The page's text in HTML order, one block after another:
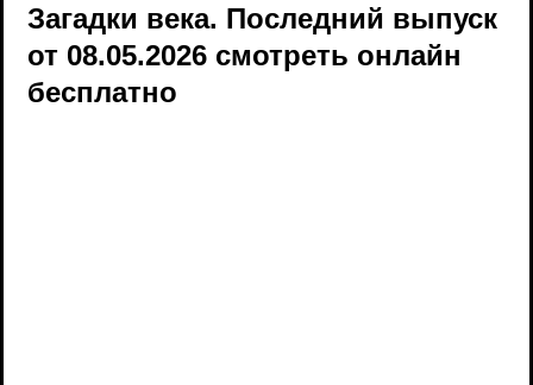
Загадки века. Последний выпуск
от 08.05.2026 смотреть онлайн
бесплатно